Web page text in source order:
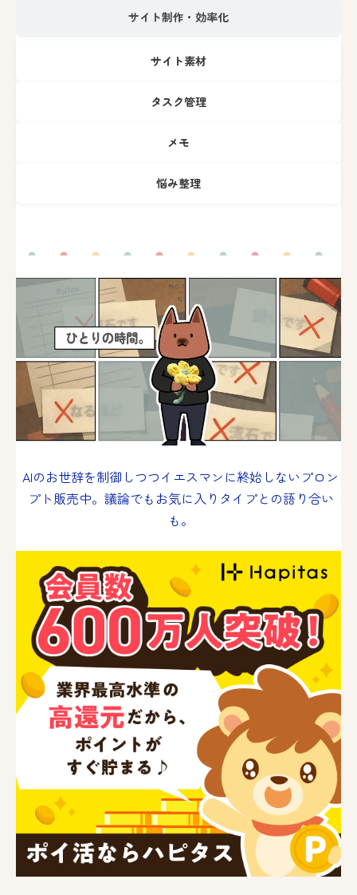
サイト制作・効率化
サイト素材
タスク管理
メモ
悩み整理
AIのお世辞を制御しつつイエスマンに終始しないプロン
プト販売中。議論でもお気に入りタイプとの語り合い
も。